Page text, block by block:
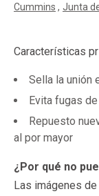
Cummins Junta
Características
Sella la unión
Evita fugas
Repuesto
al por mayor
¿Por qué no
Las imágenes